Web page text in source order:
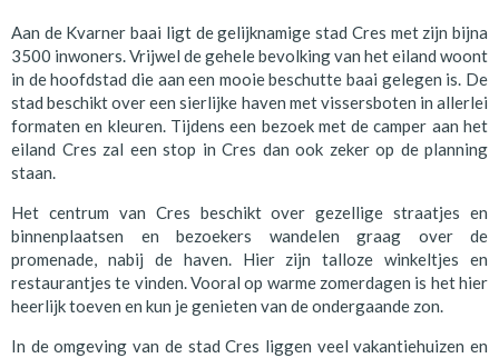
Aan de Kvarner baai ligt de gelijknamige stad Cres met zijn bijna
3500 inwoners. Vrijwel de gehele bevolking van het eiland woont
in de hoofdstad die aan een mooie beschutte baai gelegen is. De
stad beschikt over een sierlijke haven met vissersboten in allerlei
formaten en kleuren. Tijdens een bezoek met de camper aan het
eiland Cres zal een stop in Cres dan ook zeker op de planning
staan.
Het centrum van Cres beschikt over gezellige straatjes en
binnenplaatsen en bezoekers wandelen graag over de
promenade, nabij de haven. Hier zijn talloze winkeltjes en
restaurantjes te vinden. Vooral op warme zomerdagen is het hier
heerlijk toeven en kun je genieten van de ondergaande zon.
In de omgeving van de stad Cres liggen veel vakantiehuizen en